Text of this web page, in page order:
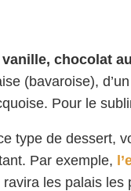
chocolat
(bavaroise),
Pour le
type de dessert,
Par exemple,
les palais les